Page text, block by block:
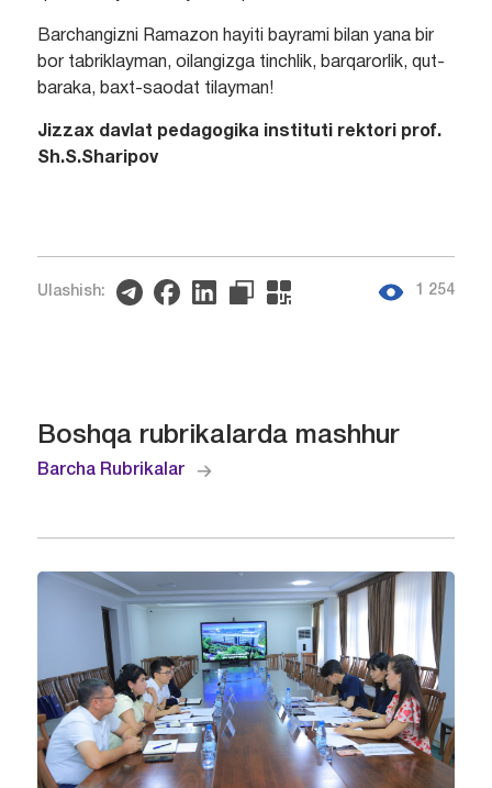
Barchangizni Ramazon hayiti bayrami bilan yana bir
bor tabriklayman, oilangizga tinchlik, barqarorlik, qut-
baraka, baxt-saodat tilayman!
Jizzax davlat pedagogika instituti rektori prof.
Sh.S.Sharipov
Ulashish: 1 254
Boshqa rubrikalarda mashhur
Barcha Rubrikalar